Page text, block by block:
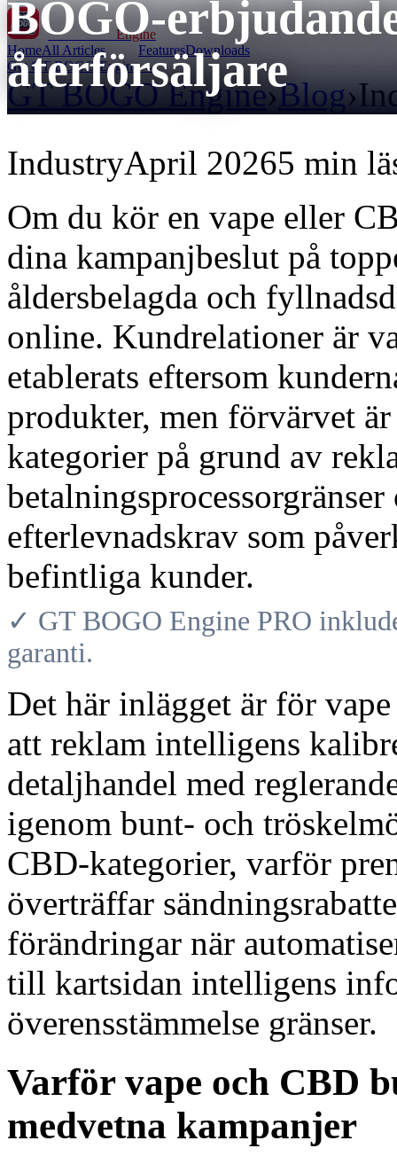
GT BOGO Engine
HomeAll Articles FeaturesDownloads
Get GT BOGO Engine →
GT BOGO Engine›Blog›
BOGO-
återförsäljare
IndustryApril 20265 min
Om du kör en vape eller
dina kampanjbeslut på
åldersbelagda och
online. Kundrelationer är
etablerats eftersom
produkter, men förvärvet
kategorier på grund av
efterlevnadskrav som
befintliga kunder.
✓ GT BOGO Engine PRO
garanti.
Det här inlägget är för
att reklam intelligens
detaljhandel med
igenom bunt- och
CBD-kategorier, varför
överträffar
förändringar när
till kartsidan intelligens
överensstämmelse gränser.
Varför vape och CBD
medvetna kampanjer